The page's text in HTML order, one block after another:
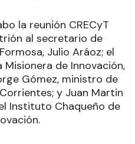
la reunión CRECyT
al secretario de
Julio Aráoz; el
de Innovación,
Gómez, ministro de
y Juan Martin
Instituto Chaqueño de